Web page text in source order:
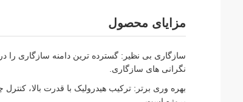
مزایای محصول
نگرانی های سازگاری.
بهره وری برتر: ترکیب هیدرولیک با قدرت بالا،